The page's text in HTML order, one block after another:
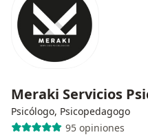
Meraki Servicios
Psicólogo, Psicopedagogo
95 opiniones